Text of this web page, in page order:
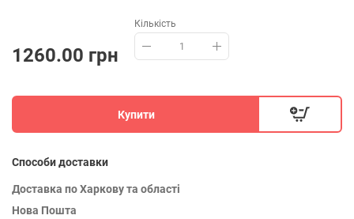
1260.00 грн
Кількість
Купити
Способи доставки
Доставка по Харкову та області
Нова Пошта